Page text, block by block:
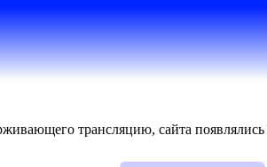
трансляцию, сайта появлялись